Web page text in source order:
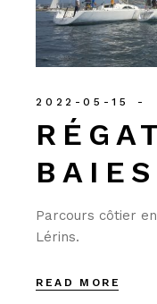
2022-05-15
BAIES
Parcours côtier
Lérins.
READ MORE